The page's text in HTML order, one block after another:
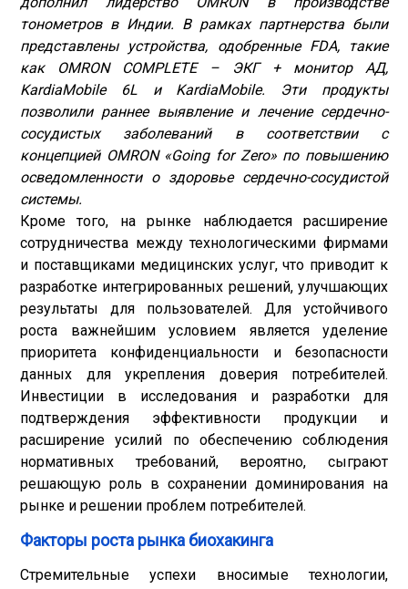
тонометров в Индии. В рамках партнерства были
представлены устройства, одобренные FDA, такие
как OMRON COMPLETE – ЭКГ + монитор АД,
KardiaMobile 6L и KardiaMobile. Эти продукты
позволили раннее выявление и лечение сердечно-
сосудистых заболеваний в соответствии с
концепцией OMRON «Going for Zero» по повышению
осведомленности о здоровье сердечно-сосудистой
системы.
Кроме того, на рынке наблюдается расширение
сотрудничества между технологическими фирмами
и поставщиками медицинских услуг, что приводит к
разработке интегрированных решений, улучшающих
результаты для пользователей. Для устойчивого
роста важнейшим условием является уделение
приоритета конфиденциальности и безопасности
данных для укрепления доверия потребителей.
Инвестиции в исследования и разработки для
подтверждения эффективности продукции и
расширение усилий по обеспечению соблюдения
нормативных требований, вероятно, сыграют
решающую роль в сохранении доминирования на
рынке и решении проблем потребителей.
Факторы роста рынка биохакинга
Стремительные успехи вносимые технологии,